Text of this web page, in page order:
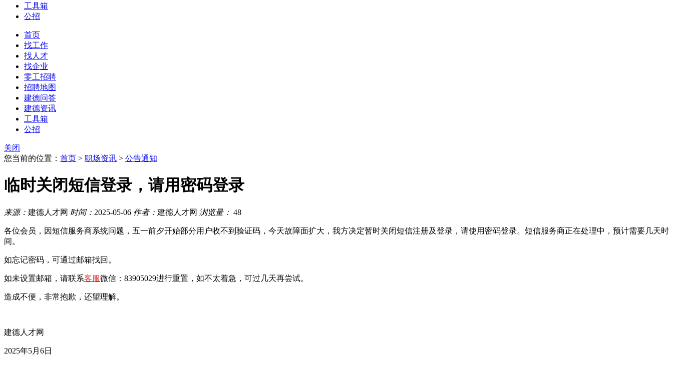
工具箱
公招
首页
找工作
找人才
找企业
零工招聘
招聘地图
建德问答
建德资讯
工具箱
公招
关闭
您当前的位置： 首页 > 职场资讯 > 公告通知
临时关闭短信登录，请用密码登录
来源： 建德人才网 时间： 2025-05-06 作者： 建德人才网 浏览量： 48
各位会员，因短信服务商系统问题，五一前夕开始部分用户收不到验证码，今天故障面扩大，我方决定暂时关闭短信注册及登录，请使用密码登录。短信服务商正在处理中，预计需要几天时
间。
如忘记密码，可通过邮箱找回。
如未设置邮箱，请联系客服微信：83905029进行重置，如不太着急，可过几天再尝试。
造成不便，非常抱歉，还望理解。
建德人才网
2025年5月6日